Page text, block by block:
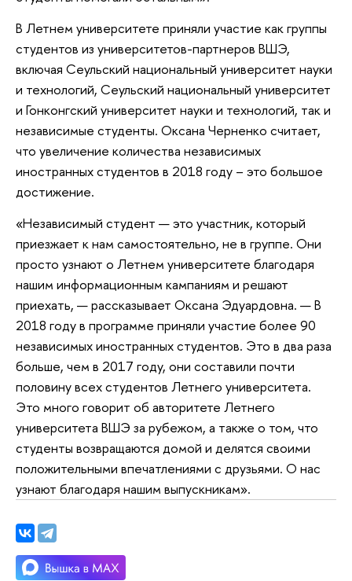
В Летнем университете приняли участие как группы
студентов из университетов-партнеров ВШЭ,
включая Сеульский национальный университет науки
и технологий, Сеульский национальный университет
и Гонконгский университет науки и технологий, так и
независимые студенты. Оксана Черненко считает,
что увеличение количества независимых
иностранных студентов в 2018 году – это большое
достижение.
«Независимый студент — это участник, который
приезжает к нам самостоятельно, не в группе. Они
просто узнают о Летнем университете благодаря
нашим информационным кампаниям и решают
приехать, — рассказывает Оксана Эдуардовна. — В
2018 году в программе приняли участие более 90
независимых иностранных студентов. Это в два раза
больше, чем в 2017 году, они составили почти
половину всех студентов Летнего университета.
Это много говорит об авторитете Летнего
университета ВШЭ за рубежом, а также о том, что
студенты возвращаются домой и делятся своими
положительными впечатлениями с друзьями. О нас
узнают благодаря нашим выпускникам».